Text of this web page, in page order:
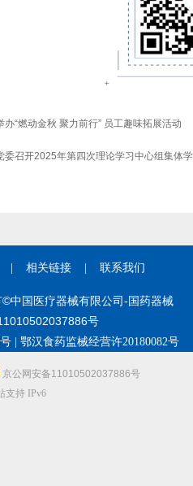
办“燃动金秋 聚力前行” 员工趣味拓展活动
委召开2025年第四次理论学习中心组集体
相关链接 联系我们
中国医疗器械有限公司-国药器械
号
| 鄂汉食药监械经营许20180082号
京公网安备11010502037886号
支持 IPv6